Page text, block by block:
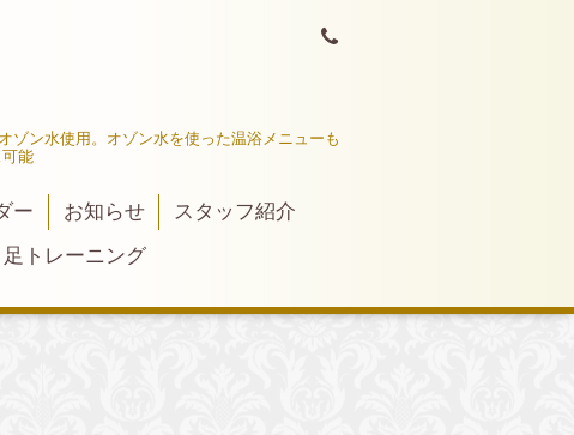
ゾン水使用。オゾン水を使った温浴メニューも
能
ー お知らせ
スタッフ紹介
足トレーニング